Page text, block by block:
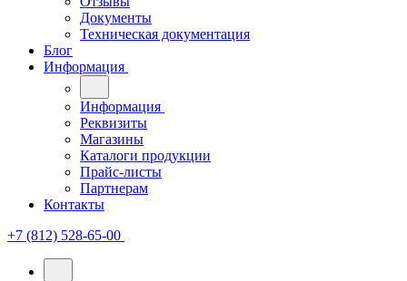
Документы
Техническая документация
Блог
Информация
Информация
Реквизиты
Магазины
Каталоги продукции
Прайс-листы
Партнерам
Контакты
+7 (812) 528-65-00